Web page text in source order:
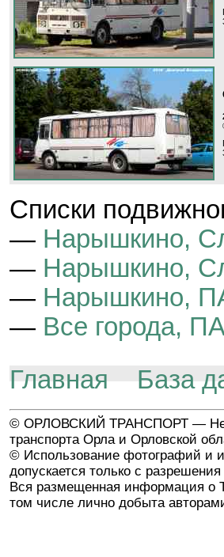
Cписки
— Нарышкино,
— Нарышкино,
— Нарышкино,
— Все города,
Главная
База
© ОРЛОВСКИЙ ТРАНСПОРТ —
транспорта Орла и Орловской
© Использование фотографий и
допускается только с
Вся размещенная информация о
том числе лично добыта